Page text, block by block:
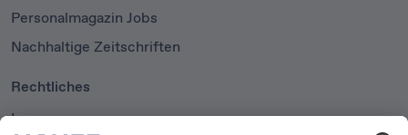
Personalmagazin Jobs
Nachhaltige Zeitschriften
Rechtliches
Impressum